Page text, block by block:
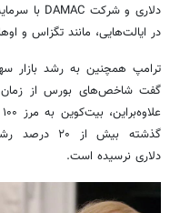
در ایالت‌هایی، مانند تگزاس و
ترامپ همچنین به رشد بازار
گفت شاخص‌های بورس از زمان
دلاری نرسیده است.